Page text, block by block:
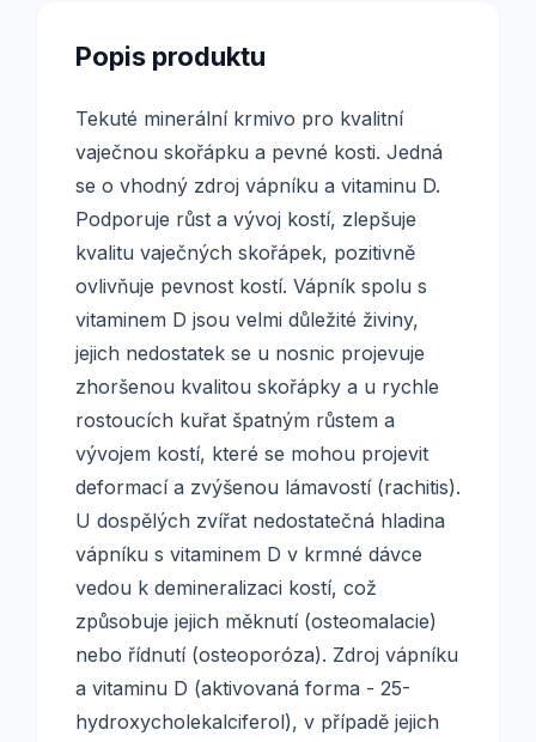
Popis produktu
Tekuté minerální krmivo pro kvalitní
vaječnou skořápku a pevné kosti. Jedná
se o vhodný zdroj vápníku a vitaminu D.
Podporuje růst a vývoj kostí, zlepšuje
kvalitu vaječných skořápek, pozitivně
ovlivňuje pevnost kostí. Vápník spolu s
vitaminem D jsou velmi důležité živiny,
jejich nedostatek se u nosnic projevuje
zhoršenou kvalitou skořápky a u rychle
rostoucích kuřat špatným růstem a
vývojem kostí, které se mohou projevit
deformací a zvýšenou lámavostí (rachitis).
U dospělých zvířat nedostatečná hladina
vápníku s vitaminem D v krmné dávce
vedou k demineralizaci kostí, což
způsobuje jejich měknutí (osteomalacie)
nebo řídnutí (osteoporóza). Zdroj vápníku
a vitaminu D (aktivovaná forma - 25-
hydroxycholekalciferol), v případě jejich